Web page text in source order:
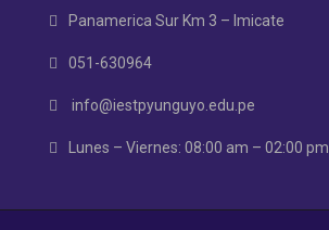
Panamerica Sur Km 3 – Imicate
051-630964
info@iestpyunguyo.edu.pe
Lunes – Viernes: 08:00 am – 02:00 pm